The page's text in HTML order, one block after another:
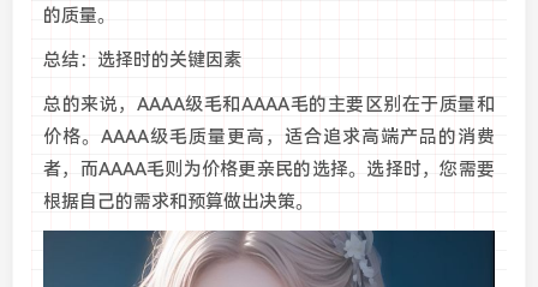
的质量。
总结：选择时的关键因素
总的来说，AAAA级毛和AAAA毛的主要区别在于质量和
价格。AAAA级毛质量更高，适合追求高端产品的消费
者，而AAAA毛则为价格更亲民的选择。选择时，您需要
根据自己的需求和预算做出决策。